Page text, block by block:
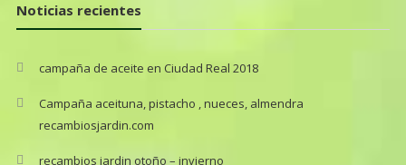
Noticias recientes
campaña de aceite en Ciudad Real 2018
Campaña aceituna, pistacho , nueces, almendra
recambiosjardin.com
recambios jardin otoño – invierno